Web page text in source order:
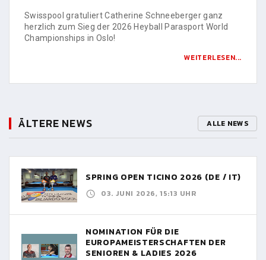
Swisspool gratuliert Catherine Schneeberger ganz
herzlich zum Sieg der 2026 Heyball Parasport World
Championships in Oslo!
WEITERLESEN...
ÄLTERE NEWS ALLE NEWS
SPRING OPEN TICINO 2026 (DE / IT)
03. JUNI 2026, 15:13 UHR
NOMINATION FÜR DIE
EUROPAMEISTERSCHAFTEN DER
SENIOREN & LADIES 2026